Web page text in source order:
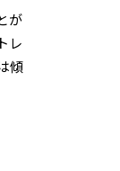
が
レ
傾